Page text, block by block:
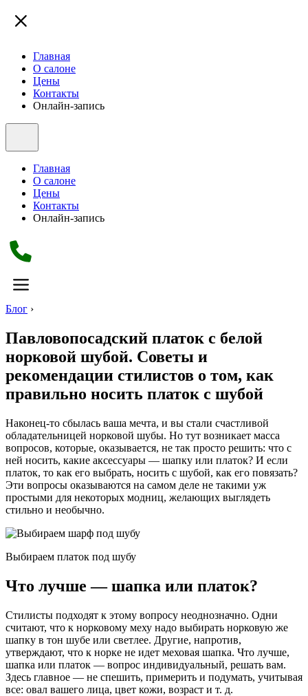
Главная
О салоне
Цены
Контакты
Онлайн-запись
Главная
О салоне
Цены
Контакты
Онлайн-запись
Блог ›
Павловопосадский платок с белой
норковой шубой. Советы и
рекомендации стилистов о том, как
правильно носить платок с шубой
Наконец-то сбылась ваша мечта, и вы стали счастливой
обладательницей норковой шубы. Но тут возникает масса
вопросов, которые, оказывается, не так просто решить: что с
ней носить, какие аксессуары — шапку или платок? И если
платок, то как его выбрать, носить с шубой, как его повязать?
Эти вопросы оказываются на самом деле не такими уж
простыми для некоторых модниц, желающих выглядеть
стильно и необычно.
Выбираем платок под шубу
Что лучше — шапка или платок?
Стилисты подходят к этому вопросу неоднозначно. Одни
считают, что к норковому меху надо выбирать норковую же
шапку в тон шубе или светлее. Другие, напротив,
утверждают, что к норке не идет меховая шапка. Что лучше,
шапка или платок — вопрос индивидуальный, решать вам.
Здесь главное — не спешить, примерить и подумать, учитывая
все: овал вашего лица, цвет кожи, возраст и т. д.